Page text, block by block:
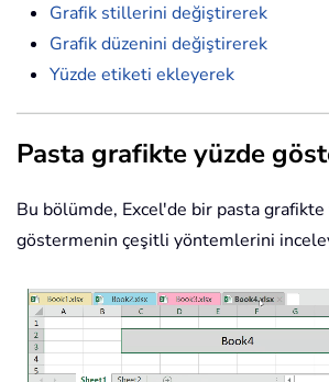
Grafik stillerini değiştirerek
Grafik düzenini değiştirerek
Yüzde etiketi ekleyerek
Pasta grafikte yüzde
Bu bölümde, Excel'de bir pasta grafikte
göstermenin çeşitli yöntemlerini